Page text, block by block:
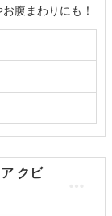
腹まわりにも！
クビ